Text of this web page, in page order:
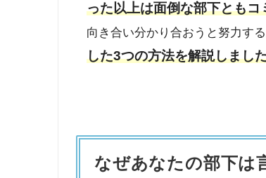
った以上は面倒な部下とも
向き合い分かり合おうと努力す
した3つの方法を解説しまし
なぜあなたの部下は